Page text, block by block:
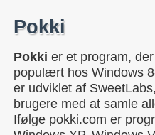
Pokki
Pokki er et program,
populært hos Windows
er udviklet af
brugere med at samle
Ifølge pokki.com er